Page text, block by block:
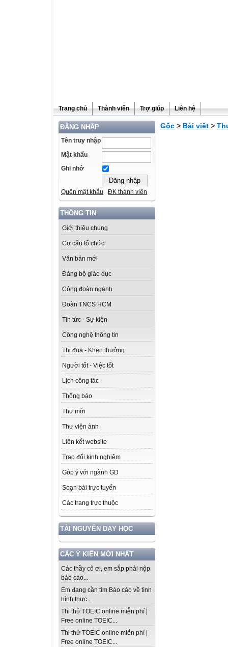
Trang chủ Thành viên Trợ giúp Liên hệ
ĐĂNG NHẬP
Tên truy nhập
Mật khẩu
Ghi nhớ
Quên mật khẩu ĐK thành viên
THÔNG TIN
Giới thiệu chung
Cơ cấu tổ chức
Văn bản mới
Đảng bộ giáo dục
Công đoàn ngành
Đoàn TNCS HCM
Tin tức - Sự kiện
Công nghệ thông tin
Thi đua - Khen thưởng
Người tốt - Việc tốt
Lịch công tác
Thông báo
Thư mời
Thư viện ảnh
Liên kết website
Trao đổi kinh nghiệm
Góp ý với ngành GD
Soạn bài trực tuyến
Các trang trực thuộc
TÀI NGUYÊN DẠY HỌC
CÁC Ý KIẾN MỚI NHẤT
Các thầy cô ơi, em sắp phải nộp
báo cáo...
Em đang cần tìm Báo cáo về tình
hình thực...
Thi thử TOEIC online miễn phí |
Free online TOEIC...
Thi thử TOEIC online miễn phí |
Free online TOEIC...
Gốc > Bài viết >